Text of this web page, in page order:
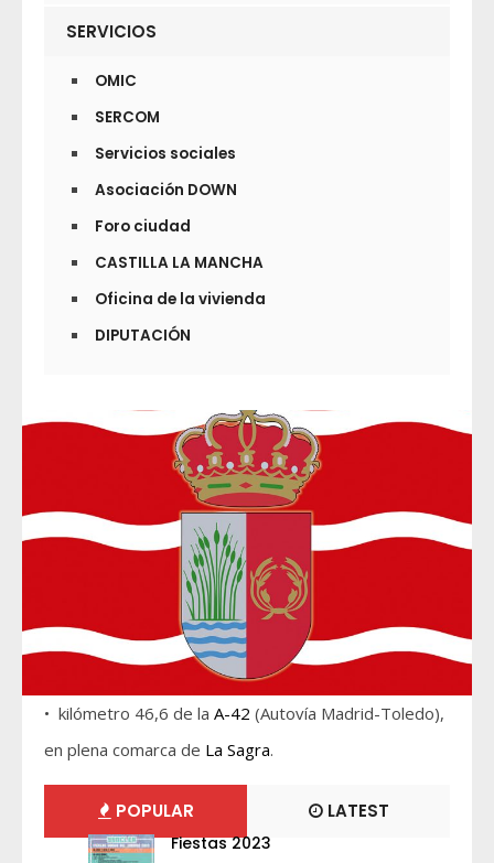
SERVICIOS
OMIC
SERCOM
Servicios sociales
Asociación DOWN
Foro ciudad
CASTILLA LA MANCHA
Oficina de la vivienda
DIPUTACIÓN
• kilómetro 46,6 de la A-42 (Autovía Madrid-Toledo),
en plena comarca de La Sagra.
POPULAR LATEST
Fiestas 2023